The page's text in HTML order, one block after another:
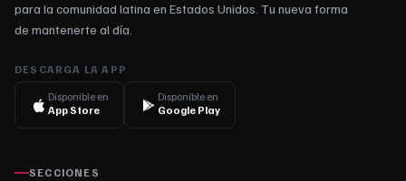
para la comunidad latina en Estados Unidos. Tu nueva forma
de mantenerte al día.
DESCARGA LA APP
Disponible en
App Store
Disponible en
Google Play
SECCIONES